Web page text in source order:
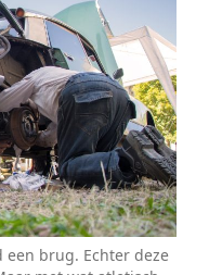
een brug. Echter deze